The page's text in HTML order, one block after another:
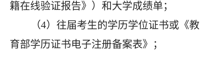
籍在线验证报告》）和大学成绩单；
（4）往届考生的学历学位证书或《教
育部学历证书电子注册备案表》；